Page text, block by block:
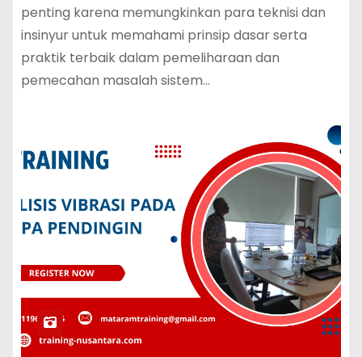
penting karena memungkinkan para teknisi dan
insinyur untuk memahami prinsip dasar serta
praktik terbaik dalam pemeliharaan dan
pemecahan masalah sistem…